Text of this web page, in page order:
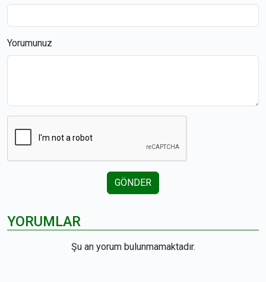
Yorumunuz
GÖNDER
YORUMLAR
Şu an yorum bulunmamaktadır.